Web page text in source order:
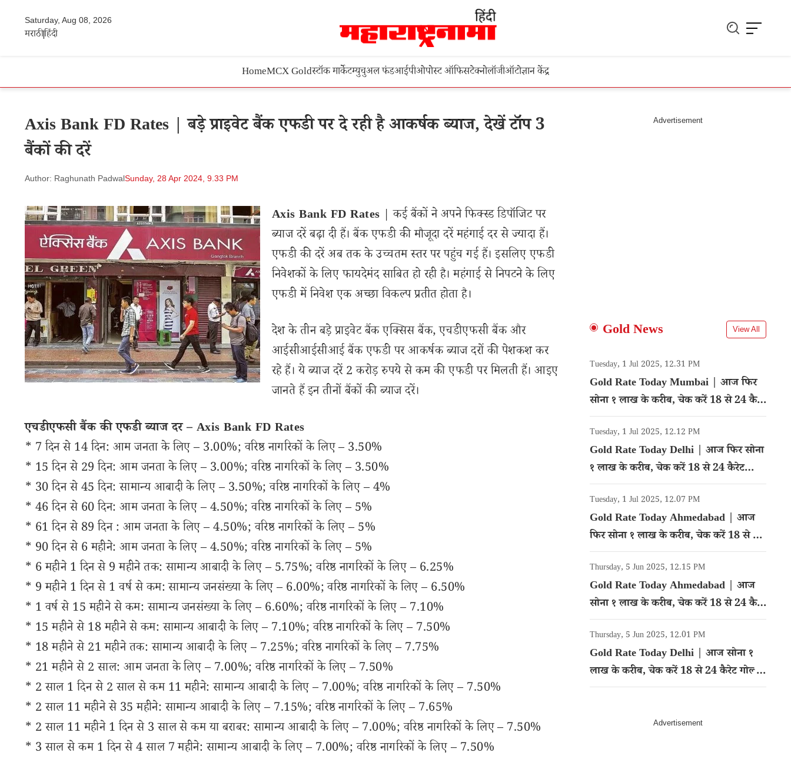
Saturday, Aug 08, 2026
मराठीहिंदी
HomeMCX Goldस्टॉक मार्केटम्युचुअल फंडआईपीओपोस्ट ऑफिसटेक्नोलॉजीऑटोज्ञान केंद्र
Axis Bank FD Rates | बड़े प्राइवेट बैंक एफडी पर दे रही है आकर्षक ब्याज, देखें टॉप 3
बैंकों की दरें
Author: Raghunath PadwalSunday, 28 Apr 2024, 9.33 PM
Axis Bank FD Rates | कई बैंकों ने अपने फिक्स्ड डिपॉजिट पर
ब्याज दरें बढ़ा दी हैं। बैंक एफडी की मौजूदा दरें महंगाई दर से ज्यादा हैं।
एफडी की दरें अब तक के उच्चतम स्तर पर पहुंच गई हैं। इसलिए एफडी
निवेशकों के लिए फायदेमंद साबित हो रही है। महंगाई से निपटने के लिए
एफडी में निवेश एक अच्छा विकल्प प्रतीत होता है।
देश के तीन बड़े प्राइवेट बैंक एक्सिस बैंक, एचडीएफसी बैंक और
आईसीआईसीआई बैंक एफडी पर आकर्षक ब्याज दरों की पेशकश कर
रहे हैं। ये ब्याज दरें 2 करोड़ रुपये से कम की एफडी पर मिलती हैं। आइए
जानते हैं इन तीनों बैंकों की ब्याज दरें।
एचडीएफसी बैंक की एफडी ब्याज दर – Axis Bank FD Rates
* 7 दिन से 14 दिन: आम जनता के लिए – 3.00%; वरिष्ठ नागरिकों के लिए – 3.50%
* 15 दिन से 29 दिन: आम जनता के लिए – 3.00%; वरिष्ठ नागरिकों के लिए – 3.50%
* 30 दिन से 45 दिन: सामान्य आबादी के लिए – 3.50%; वरिष्ठ नागरिकों के लिए – 4%
* 46 दिन से 60 दिन: आम जनता के लिए – 4.50%; वरिष्ठ नागरिकों के लिए – 5%
* 61 दिन से 89 दिन : आम जनता के लिए – 4.50%; वरिष्ठ नागरिकों के लिए – 5%
* 90 दिन से 6 महीने: आम जनता के लिए – 4.50%; वरिष्ठ नागरिकों के लिए – 5%
* 6 महीने 1 दिन से 9 महीने तक: सामान्य आबादी के लिए – 5.75%; वरिष्ठ नागरिकों के लिए – 6.25%
* 9 महीने 1 दिन से 1 वर्ष से कम: सामान्य जनसंख्या के लिए – 6.00%; वरिष्ठ नागरिकों के लिए – 6.50%
* 1 वर्ष से 15 महीने से कम: सामान्य जनसंख्या के लिए – 6.60%; वरिष्ठ नागरिकों के लिए – 7.10%
* 15 महीने से 18 महीने से कम: सामान्य आबादी के लिए – 7.10%; वरिष्ठ नागरिकों के लिए – 7.50%
* 18 महीने से 21 महीने तक: सामान्य आबादी के लिए – 7.25%; वरिष्ठ नागरिकों के लिए – 7.75%
* 21 महीने से 2 साल: आम जनता के लिए – 7.00%; वरिष्ठ नागरिकों के लिए – 7.50%
* 2 साल 1 दिन से 2 साल से कम 11 महीने: सामान्य आबादी के लिए – 7.00%; वरिष्ठ नागरिकों के लिए – 7.50%
* 2 साल 11 महीने से 35 महीने: सामान्य आबादी के लिए – 7.15%; वरिष्ठ नागरिकों के लिए – 7.65%
* 2 साल 11 महीने 1 दिन से 3 साल से कम या बराबर: सामान्य आबादी के लिए – 7.00%; वरिष्ठ नागरिकों के लिए – 7.50%
* 3 साल से कम 1 दिन से 4 साल 7 महीने: सामान्य आबादी के लिए – 7.00%; वरिष्ठ नागरिकों के लिए – 7.50%
Gold News View All
Tuesday, 1 Jul 2025, 12.31 PM
Gold Rate Today Mumbai | आज फिर
सोना १ लाख के करीब, चेक करें 18 से 24 कैरेट
गोल्ड का रेट
Tuesday, 1 Jul 2025, 12.12 PM
Gold Rate Today Delhi | आज फिर सोना
१ लाख के करीब, चेक करें 18 से 24 कैरेट
गोल्ड का रेट
Tuesday, 1 Jul 2025, 12.07 PM
Gold Rate Today Ahmedabad | आज
फिर सोना १ लाख के करीब, चेक करें 18 से 24
कैरेट गोल्ड का रेट
Thursday, 5 Jun 2025, 12.15 PM
Gold Rate Today Ahmedabad | आज
सोना १ लाख के करीब, चेक करें 18 से 24 कैरेट
गोल्ड का रेट
Thursday, 5 Jun 2025, 12.01 PM
Gold Rate Today Delhi | आज सोना १
लाख के करीब, चेक करें 18 से 24 कैरेट गोल्ड
का रेट